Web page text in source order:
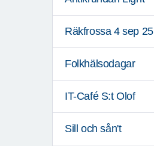
Räkfrossa 4 sep 25
Folkhälsodagar
IT-Café S:t Olof
Sill och sån't